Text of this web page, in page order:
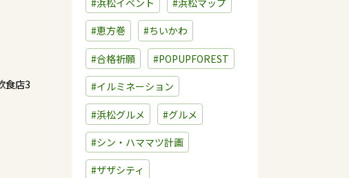
食店3
#浜松イベント #浜松マップ
#恵方巻 #ちいかわ
#合格祈願 #POPUPFOREST
#イルミネーション
#浜松グルメ #グルメ
#シン・ハママツ計画
#ザザシティ